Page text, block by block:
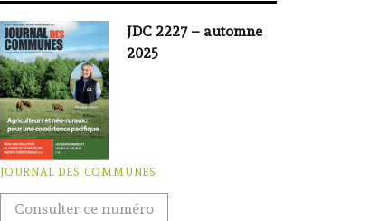
JDC 2227 – automne
2025
JOURNAL DES COMMUNES
Consulter ce numéro